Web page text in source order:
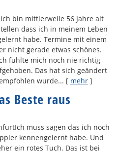
bin mittlerweile 56 Jahre alt
dass ich in meinem Leben
habe. Termine mit einem
nicht gerade etwas schönes.
fühlte mich noch nie richtig
Das hat sich geändert
wurde... [ mehr ]
Beste raus
muss sagen das ich noch
kennengelernt habe. Und
ein rotes Tuch. Das ist bei